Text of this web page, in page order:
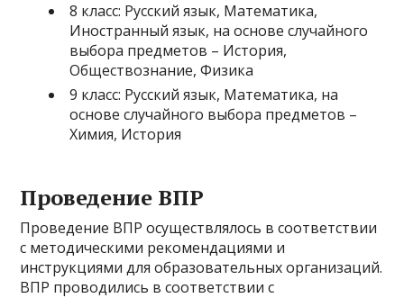
8 класс: Русский язык, Математика,
Иностранный язык, на основе случайного
выбора предметов – История,
Обществознание, Физика
9 класс: Русский язык, Математика, на
основе случайного выбора предметов –
Химия, История
Проведение ВПР
Проведение ВПР осуществлялось в соответствии
с методическими рекомендациями и
инструкциями для образовательных организаций.
ВПР проводились в соответствии с